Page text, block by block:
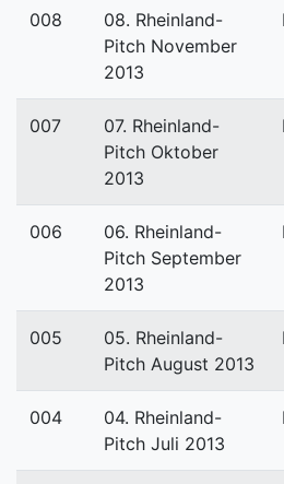
008
08. Rheinland-
Pitch November
2013
007
07. Rheinland-
Pitch Oktober
2013
006
06. Rheinland-
Pitch September
2013
005
05. Rheinland-
Pitch August 2013
004
04. Rheinland-
Pitch Juli 2013